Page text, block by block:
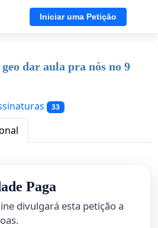
Iniciar uma Petição
dar aula pra nós no 9
33
Paga
divulgará esta petição a